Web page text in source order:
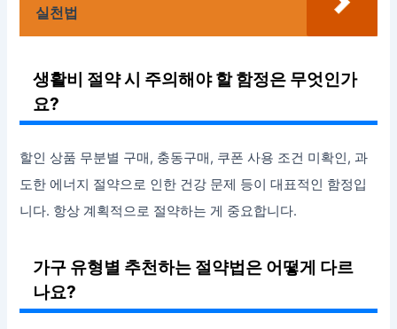
실천법
생활비 절약 시 주의해야 할 함정은 무엇인가
요?
할인 상품 무분별 구매, 충동구매, 쿠폰 사용 조건 미확인, 과
도한 에너지 절약으로 인한 건강 문제 등이 대표적인 함정입
니다. 항상 계획적으로 절약하는 게 중요합니다.
가구 유형별 추천하는 절약법은 어떻게 다르
나요?